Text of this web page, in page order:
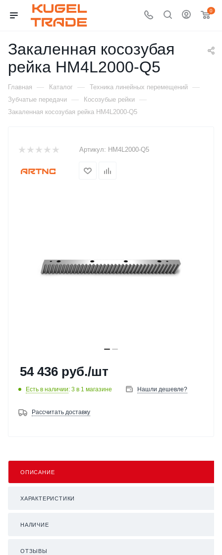
0
Закаленная косозубая
рейка HM4L2000-Q5
Главная — Каталог — Техника линейных перемещений —
Зубчатые передачи — Косозубые рейки —
Закаленная косозубая рейка HM4L2000-Q5
Артикул: HM4L2000-Q5
54 436 руб./шт
Есть в наличии: 3 в 1 магазине Нашли дешевле?
Рассчитать доставку
ОПИСАНИЕ
ХАРАКТЕРИСТИКИ
НАЛИЧИЕ
ОТЗЫВЫ